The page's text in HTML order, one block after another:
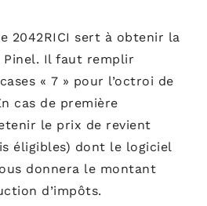
2042RICI sert à obtenir la
Pinel. Il faut remplir
« 7 » pour l’octroi de
cas de première
le prix de revient
éligibles) dont le logiciel
donnera le montant
d’impôts.